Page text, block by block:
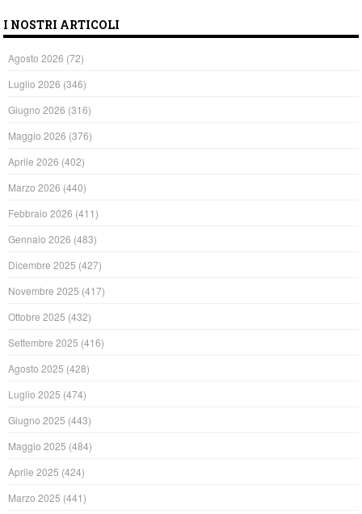
I NOSTRI ARTICOLI
Agosto 2026 (72)
Luglio 2026 (346)
Giugno 2026 (316)
Maggio 2026 (376)
Aprile 2026 (402)
Marzo 2026 (440)
Febbraio 2026 (411)
Gennaio 2026 (483)
Dicembre 2025 (427)
Novembre 2025 (417)
Ottobre 2025 (432)
Settembre 2025 (416)
Agosto 2025 (428)
Luglio 2025 (474)
Giugno 2025 (443)
Maggio 2025 (484)
Aprile 2025 (424)
Marzo 2025 (441)